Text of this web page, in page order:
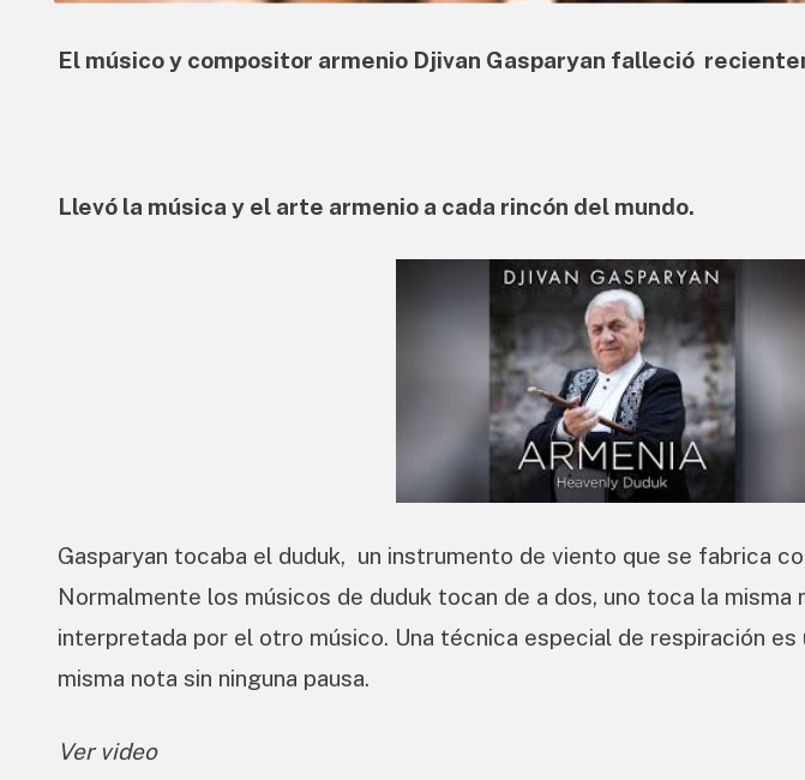
El músico y compositor armenio Djivan Gasparyan falleció
Llevó la música y el arte armenio a cada rincón del mundo.
Gasparyan tocaba el duduk, un instrumento de viento que se fabrica
Normalmente los músicos de duduk tocan de a dos, uno toca la misma
interpretada por el otro músico. Una técnica especial de respiración
misma nota sin ninguna pausa.
Ver video